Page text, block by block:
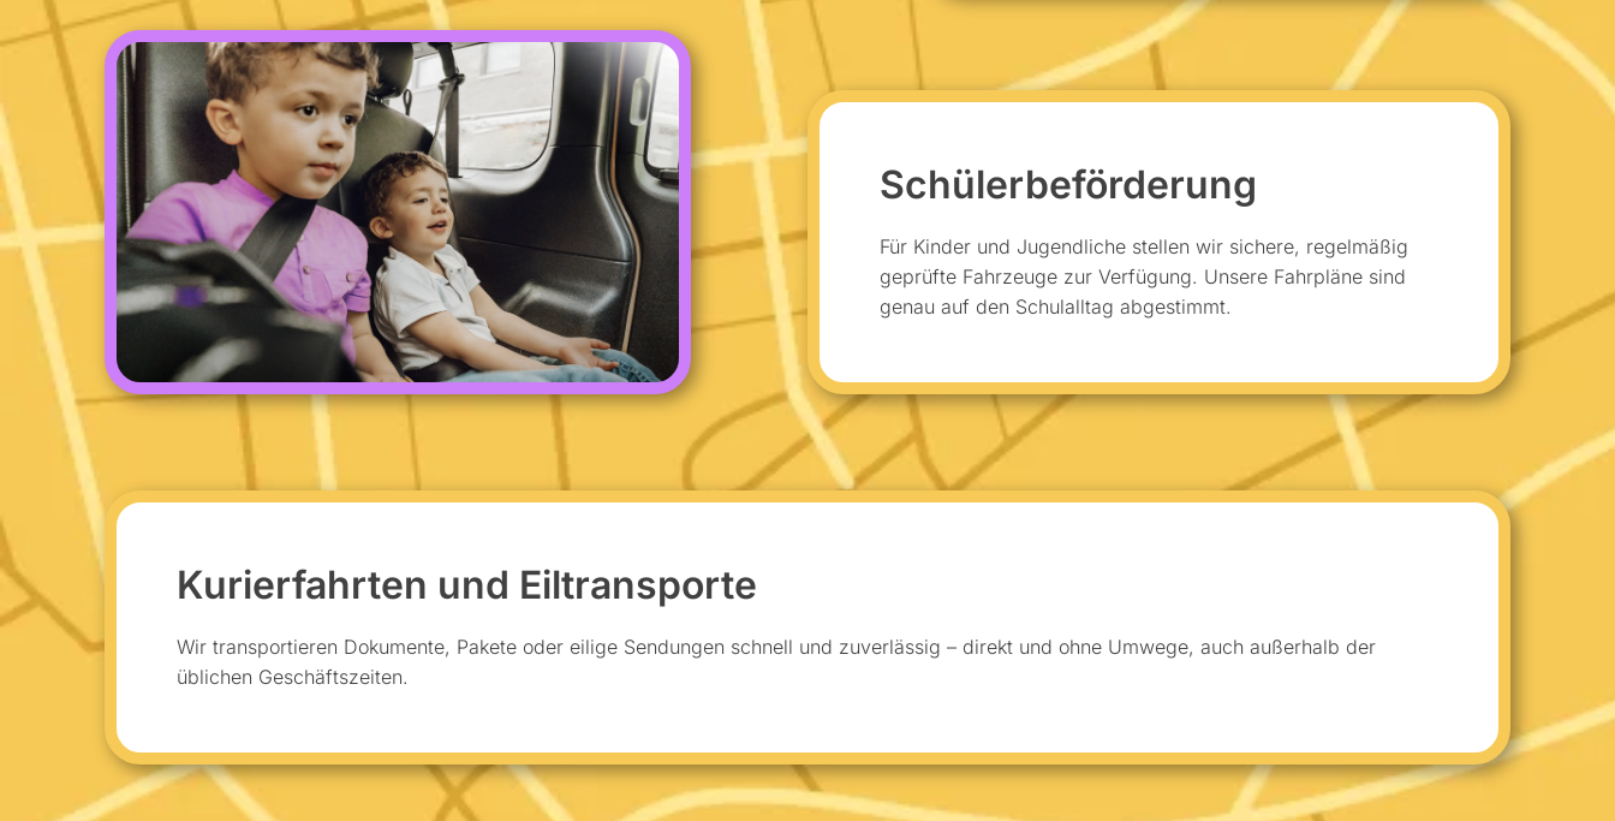
Schülerbeförderung
Für Kinder und Jugendliche stellen wir sichere, regelmäßig
geprüfte Fahrzeuge zur Verfügung. Unsere Fahrpläne sind
genau auf den Schulalltag abgestimmt.
Kurierfahrten und Eiltransporte
Wir transportieren Dokumente, Pakete oder eilige Sendungen schnell und zuverlässig – direkt und ohne Umwege, auch außerhalb der
üblichen Geschäftszeiten.